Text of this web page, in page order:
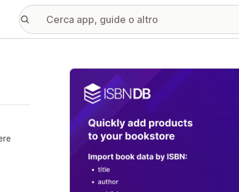
Galleria immagini in evidenza